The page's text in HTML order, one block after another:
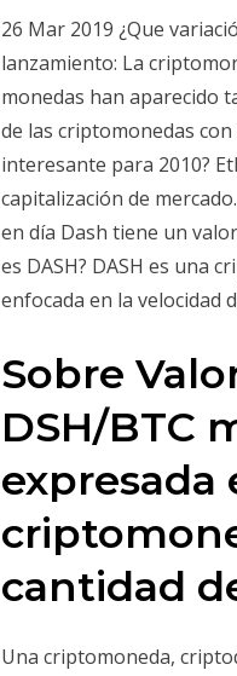
26 Mar 2019 ¿Que
lanzamiento: La
monedas han aparecido
de las criptomonedas
interesante para 2010?
capitalización de
en día Dash tiene un
es DASH? DASH es una
enfocada en la velocidad
Sobre
DSH/BTC
expresada
cantidad
Una criptomoneda,